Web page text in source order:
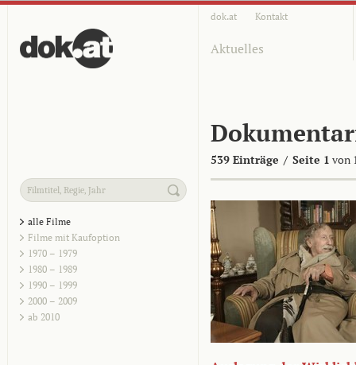
dok.at Kontakt
Aktuelles
539 Einträge / Seite 1 von
alle Filme
Filme mit Kaufoption
1970 – 1979
1980 – 1989
1990 – 1999
2000 – 2009
ab 2010